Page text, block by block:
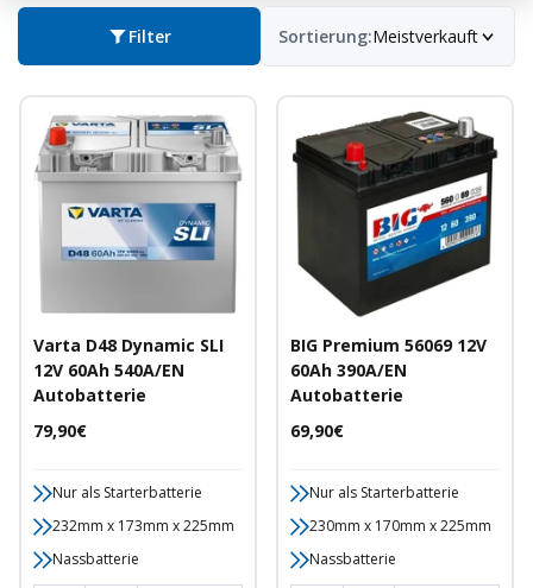
Filter Sortierung:Meistverkauft
Varta D48 Dynamic SLI
12V 60Ah 540A/EN
Autobatterie
Angebotspreis
79,90€
Nur als Starterbatterie
232mm x 173mm x 225mm
Nassbatterie
BIG Premium 56069 12V
60Ah 390A/EN
Autobatterie
Angebotspreis
69,90€
Nur als Starterbatterie
230mm x 170mm x 225mm
Nassbatterie